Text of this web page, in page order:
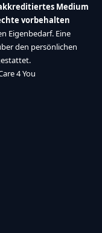
Medium
vorbehalten
Eigenbedarf. Eine
den persönlichen
4 You